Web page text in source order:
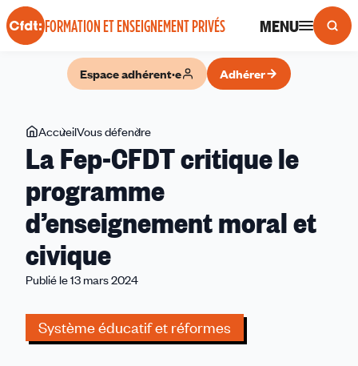
Panneau de gestion des cookies
FORMATION ET ENSEIGNEMENT PRIVÉS MENU
Espace adhérent·e Adhérer
Vous
êtes
ici
AccueilVous défendre
Fep-
critique
le
programme
civique
La Fep-CFDT critique le
programme
d’enseignement moral et
civique
Publié le 13 mars 2024
Système éducatif et réformes